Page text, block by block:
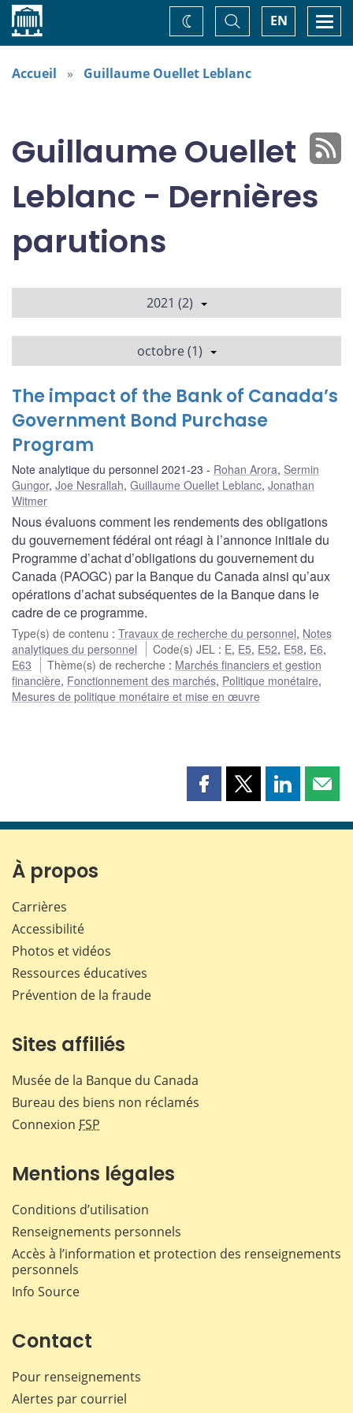
Accueil EN
Basculer
la
recherche
Changez
de
thème
Accueil Guillaume Ouellet Leblanc
Guillaume Ouellet
Leblanc - Dernières
parutions
2021 (2)
octobre (1)
The impact of the Bank of Canada’s
Government Bond Purchase
Program
Note analytique du personnel 2021-23 Rohan Arora, Sermin
Gungor, Joe Nesrallah, Guillaume Ouellet Leblanc, Jonathan
Witmer
Nous évaluons comment les rendements des obligations
du gouvernement fédéral ont réagi à l’annonce initiale du
Programme d’achat d’obligations du gouvernement du
Canada (PAOGC) par la Banque du Canada ainsi qu’aux
opérations d’achat subséquentes de la Banque dans le
cadre de ce programme.
Type(s) de contenu : Travaux de recherche du personnel, Notes
analytiques du personnel
Code(s) JEL : E, E5, E52, E58, E6,
E63
Thème(s) de recherche : Marchés financiers et gestion
financière, Fonctionnement des marchés, Politique monétaire,
Mesures de politique monétaire et mise en œuvre
Partager
page
Partager
page
Partager
page page
À propos
Carrières
Accessibilité
Photos et vidéos
Ressources éducatives
Prévention de la fraude
Sites affiliés
Musée de la Banque du Canada
Bureau des biens non réclamés
Connexion FSP
Mentions légales
Conditions d’utilisation
Renseignements personnels
Accès à l’information et protection des renseignements
personnels
Info Source
Contact
Pour renseignements
Alertes par courriel